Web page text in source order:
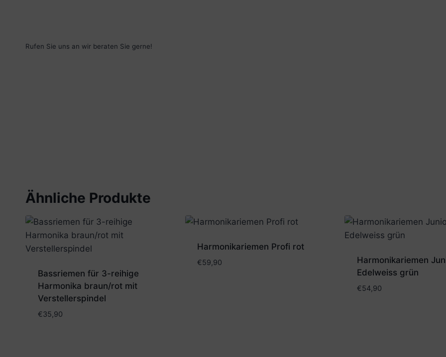
Rufen Sie uns an wir beraten Sie gerne!
Ähnliche Produkte
Bassriemen für 3-reihige
Harmonika braun/rot mit
Verstellerspindel
€35,90
Harmonikariemen Profi rot
€59,90
Harmonikariemen
Edelweiss grün
€54,90